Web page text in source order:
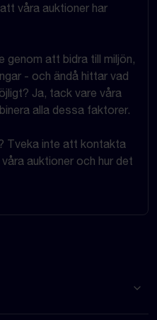
våra auktioner har
genom att bidra till miljön,
- och ändå hittar vad
Ja, tack vare våra
alla dessa faktorer.
Tveka inte att kontakta
auktioner och hur det